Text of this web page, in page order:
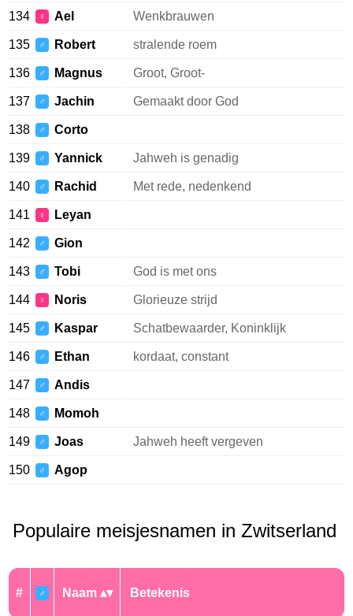
134 ♀ Ael Wenkbrauwen
135 ♂ Robert stralende roem
136 ♂ Magnus Groot, Groot-
137 ♂ Jachin Gemaakt door God
138 ♂ Corto
139 ♂ Yannick Jahweh is genadig
140 ♂ Rachid Met rede, nedenkend
141 ♀ Leyan
142 ♂ Gion
143 ♂ Tobi God is met ons
144 ♀ Noris Glorieuze strijd
145 ♂ Kaspar Schatbewaarder, Koninklijk
146 ♂ Ethan kordaat, constant
147 ♂ Andis
148 ♂ Momoh
149 ♂ Joas Jahweh heeft vergeven
150 ♂ Agop
Populaire meisjesnamen in Zwitserland
# ♂ Naam Betekenis